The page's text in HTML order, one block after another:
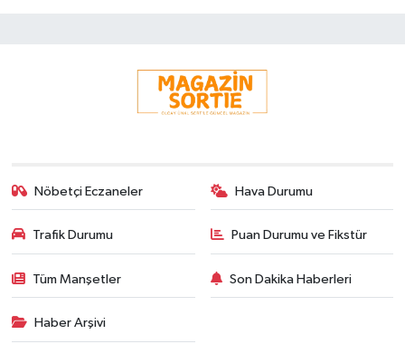
Nöbetçi Eczaneler Hava Durumu
Trafik Durumu Puan Durumu ve Fikstür
Tüm Manşetler Son Dakika Haberleri
Haber Arşivi